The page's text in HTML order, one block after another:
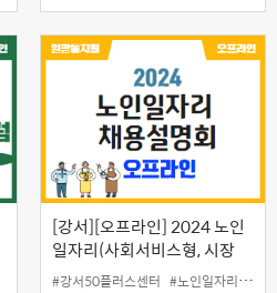
[강서][오프라인] 2024 노인
일자리(사회서비스형, 시장
형) 채용설명회
#강서50플러스센터 #노인일자리 #일